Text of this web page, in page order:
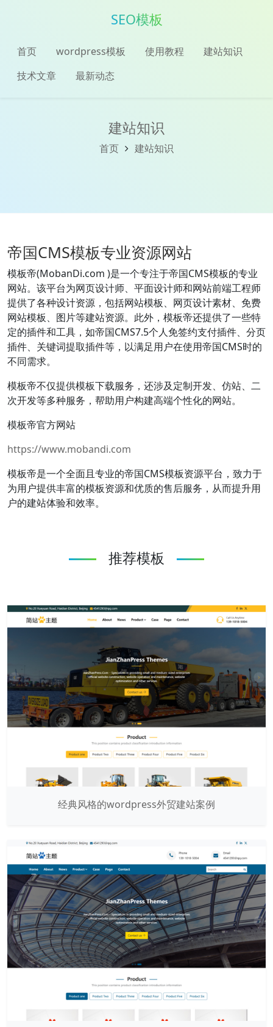
SEO模板
首页 wordpress模板 使用教程
建站知识
技术文章
最新动态
建站知识
首页 建站知识
帝国CMS模板专业资源网站
模板帝(MobanDi.com )是一个专注于帝国CMS模板的专业
网站。该平台为网页设计师、平面设计师和网站前端工程师
提供了各种设计资源，包括网站模板、网页设计素材、免费
网站模板、图片等建站资源。此外，模板帝还提供了一些特
定的插件和工具，如帝国CMS7.5个人免签约支付插件、分页
插件、关键词提取插件等，以满足用户在使用帝国CMS时的
不同需求。
模板帝不仅提供模板下载服务，还涉及定制开发、仿站、二
次开发等多种服务，帮助用户构建高端个性化的网站。
模板帝官方网站
https://www.mobandi.com
模板帝是一个全面且专业的帝国CMS模板资源平台，致力于
为用户提供丰富的模板资源和优质的售后服务，从而提升用
户的建站体验和效率。
推荐模板
经典风格的wordpress外贸建站案例